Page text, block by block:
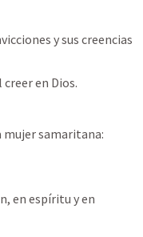
y sus creencias
en Dios.
mujer samaritana:
en espíritu y en